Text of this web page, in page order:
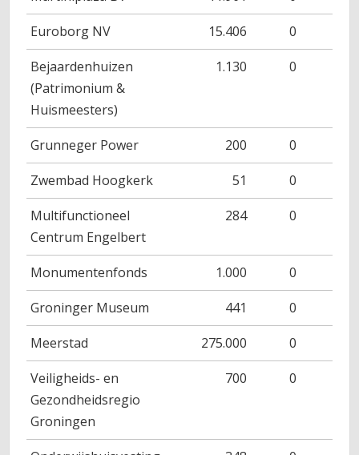
Euroborg NV
15.406 0
Bejaardenhuizen
(Patrimonium &
Huismeesters)
1.130 0
Grunneger Power 200 0
Zwembad Hoogkerk
51 0
Multifunctioneel
Centrum Engelbert
284 0
Monumentenfonds 1.000 0
Groninger Museum
441 0
Meerstad
275.000 0
Veiligheids- en
Gezondheidsregio
Groningen
700 0